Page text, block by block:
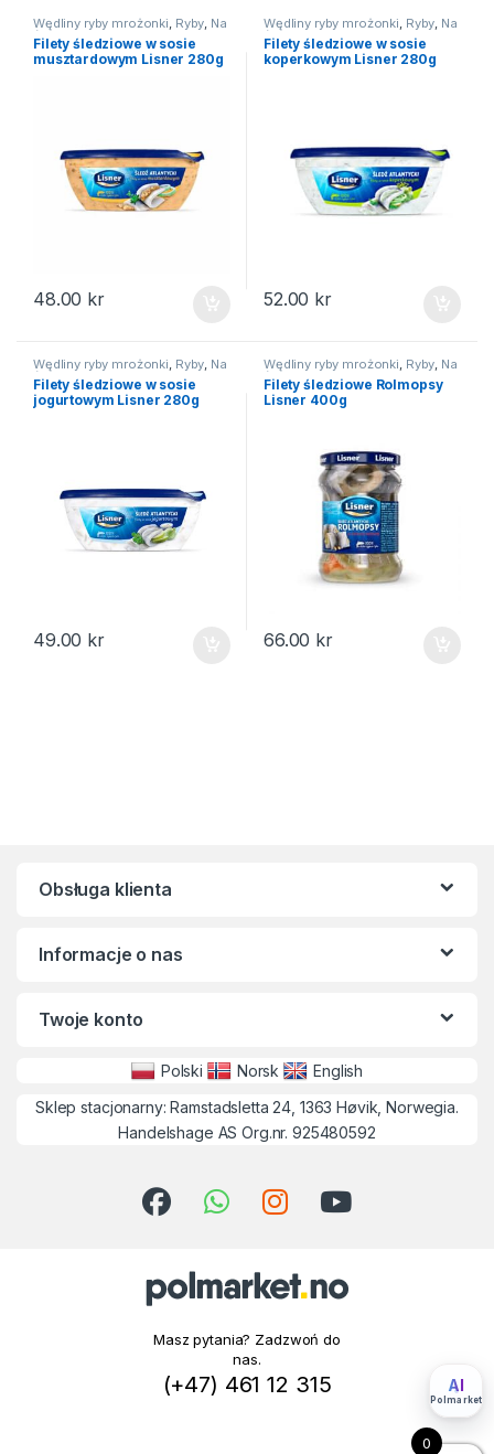
Wędliny ryby mrożonki, Ryby, Na
święta
Filety śledziowe w sosie
musztardowym Lisner 280g
48.00 kr
Wędliny ryby mrożonki, Ryby, Na
święta
Filety śledziowe w sosie
koperkowym Lisner 280g
52.00 kr
Wędliny ryby mrożonki, Ryby, Na
święta
Filety śledziowe w sosie
jogurtowym Lisner 280g
49.00 kr
Wędliny ryby mrożonki, Ryby, Na
święta
Filety śledziowe Rolmopsy
Lisner 400g
66.00 kr
Obsługa klienta
Informacje o nas
Twoje konto
Polski Norsk
English
Sklep stacjonarny: Ramstadsletta 24, 1363 Høvik, Norwegia.
Handelshage AS Org.nr. 925480592
Masz pytania? Zadzwoń do
nas.
(+47) 461 12 315
0
AI
Polmarket